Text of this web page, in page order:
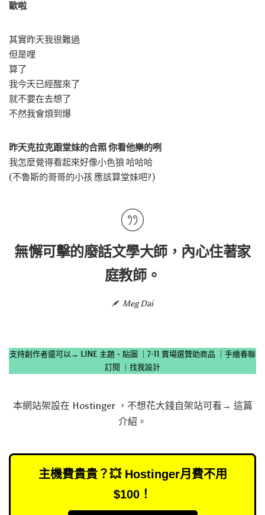
歐啦
其實昨天我很難過
但是哩
算了
我今天已經醒來了
就不要在去想了
不然我會煩到爆
昨天克拉克跟堂妹的合照 你看他樂的咧
我怎麼覺得看起來好像小色狼 哈哈哈
(不魯斯的哥哥的小孩 應該算堂妹吧?)
無懈可擊的廢話文學大師，內心住著家
庭教師。
Meg Dai
支持創作者還可以→ LINE 主題、貼圖 7-11 賣場選贊助商品
手繪春聯
訂閱
找我設計
本網站架設在 Hostinger，不想花大錢自架站可看→ 這篇
介紹 。
主機費貴貴？💥 Hostinger月費不用
$100！